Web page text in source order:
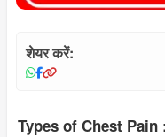
शेयर करें:
Types of Chest